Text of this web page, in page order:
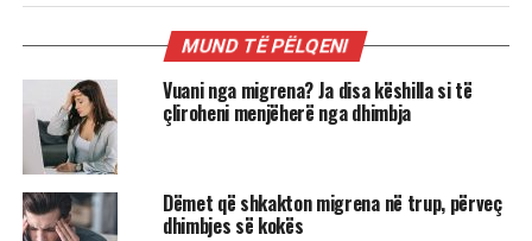
MUND TË PËLQENI
Vuani nga migrena? Ja disa këshilla si të
çliroheni menjëherë nga dhimbja
Dëmet që shkakton migrena në trup, përveç
dhimbjes së kokës